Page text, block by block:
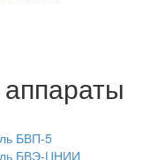
БВП-5
БВЭ-ЦНИИ